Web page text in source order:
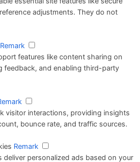
adjustments. They do not
Remark
features like content sharing on
feedback, and enabling third-party
visitor interactions, providing insights
bounce rate, and traffic sources.
Remark
deliver personalized ads based on your